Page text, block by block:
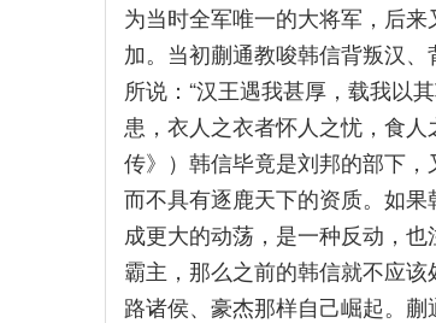
为当时全军唯一的大将军，后
加。当初蒯通教唆韩信背叛汉
所说：“汉王遇我甚厚，载我以
患，衣人之衣者怀人之忧，食
传》）韩信毕竟是刘邦的部下
而不具有逐鹿天下的资质。如
成更大的动荡，是一种反动，
霸主，那么之前的韩信就不应
路诸侯、豪杰那样自己崛起。